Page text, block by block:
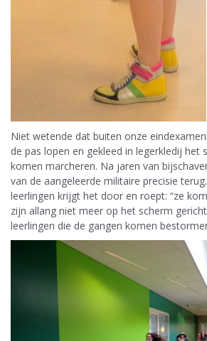
Niet wetende dat buiten onze
de pas lopen en gekleed in legerkledij het
komen marcheren. Na jaren van
van de aangeleerde militaire precisie
leerlingen krijgt het door en roept: “ze
zijn allang niet meer op het scherm
leerlingen die de gangen komen